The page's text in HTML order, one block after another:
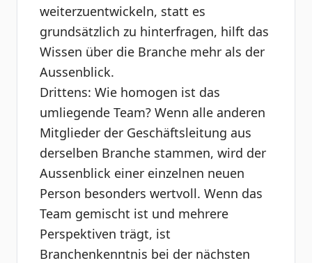
weiterzuentwickeln, statt es
grundsätzlich zu hinterfragen, hilft das
Wissen über die Branche mehr als der
Aussenblick.
Drittens: Wie homogen ist das
umliegende Team? Wenn alle anderen
Mitglieder der Geschäftsleitung aus
derselben Branche stammen, wird der
Aussenblick einer einzelnen neuen
Person besonders wertvoll. Wenn das
Team gemischt ist und mehrere
Perspektiven trägt, ist
Branchenkenntnis bei der nächsten